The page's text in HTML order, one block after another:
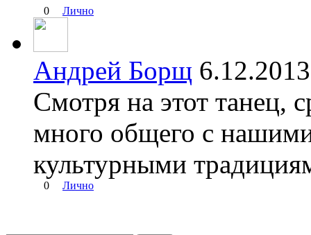
0 Лично
Андрей Борщ
Смотря на этот танец,
много общего с
культурными
0 Лично